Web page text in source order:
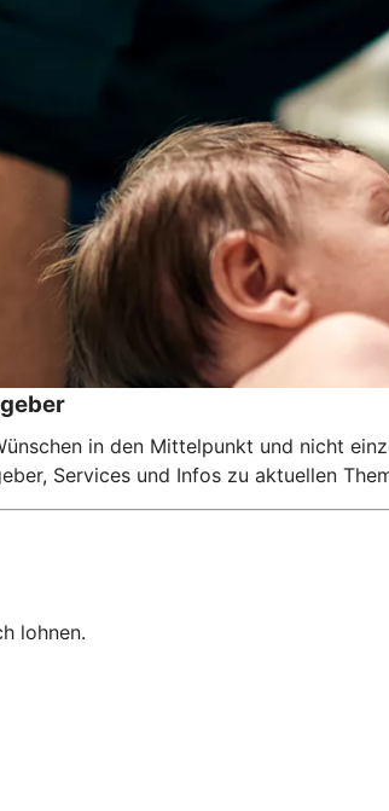
in den Mittelpunkt und nicht
Services und Infos zu aktuellen
lohnen.